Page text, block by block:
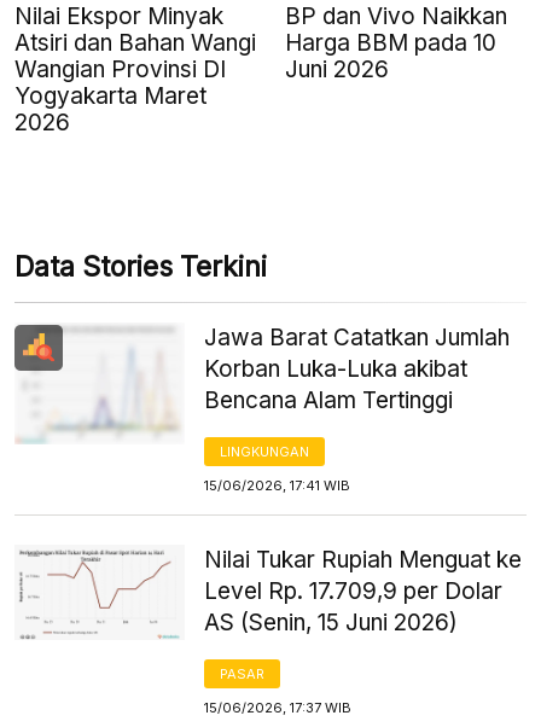
Nilai Ekspor Minyak
Atsiri dan Bahan Wangi
Wangian Provinsi DI
Yogyakarta Maret
2026
BP dan Vivo Naikkan
Harga BBM pada 10
Juni 2026
Data Stories Terkini
Jawa Barat Catatkan Jumlah
Korban Luka-Luka akibat
Bencana Alam Tertinggi
LINGKUNGAN
15/06/2026, 17:41 WIB
Nilai Tukar Rupiah Menguat ke
Level Rp. 17.709,9 per Dolar
AS (Senin, 15 Juni 2026)
PASAR
15/06/2026, 17:37 WIB